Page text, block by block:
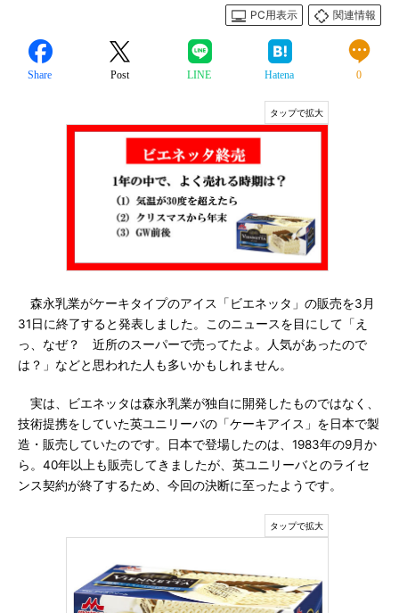
PC用表示
関連情報
Share Post LINE Hatena 0
森永乳業がケーキタイプのアイス「ビエネッタ」の販売を3月
31日に終了すると発表しました。このニュースを目にして「え
っ、なぜ？ 近所のスーパーで売ってたよ。人気があったので
は？」などと思われた人も多いかもしれません。
実は、ビエネッタは森永乳業が独自に開発したものではなく、
技術提携をしていた英ユニリーバの「ケーキアイス」を日本で製
造・販売していたのです。日本で登場したのは、1983年の9月か
ら。40年以上も販売してきましたが、英ユニリーバとのライセ
ンス契約が終了するため、今回の決断に至ったようです。